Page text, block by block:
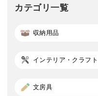
カテゴリ一覧
収納用品
インテリア・クラフト
文房具